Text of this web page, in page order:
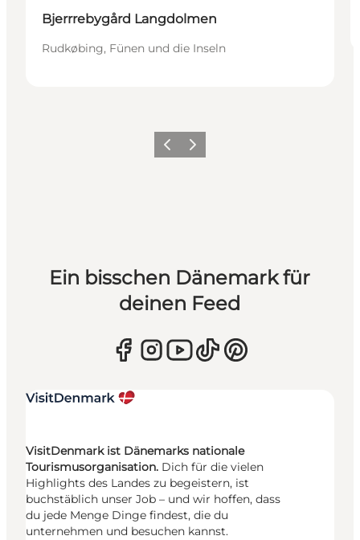
Bjerrrebygård Langdolmen
Rudkøbing, Fünen und die Inseln
ZurückWeiter
Ein bisschen Dänemark für
deinen Feed
VisitDenmark ist Dänemarks nationale
Tourismusorganisation. Dich für die vielen
Highlights des Landes zu begeistern, ist
buchstäblich unser Job – und wir hoffen, dass
du jede Menge Dinge findest, die du
unternehmen und besuchen kannst.